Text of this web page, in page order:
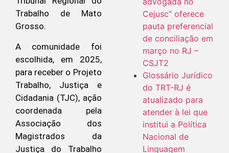
Trabalho de Mato
Grosso.
A comunidade foi
escolhida, em 2025,
para receber o Projeto
Trabalho, Justiça e
Cidadania (TJC), ação
coordenada pela
Associação dos
Magistrados da
Justiça do Trabalho
Cejusc” oferece
pauta preferencial
de conciliação em
março no RJ –
CSJT2
Glossário Jurídico
do TRT-RJ é
atualizado para
atender à lei que
institui a Política
Nacional de
Linguagem